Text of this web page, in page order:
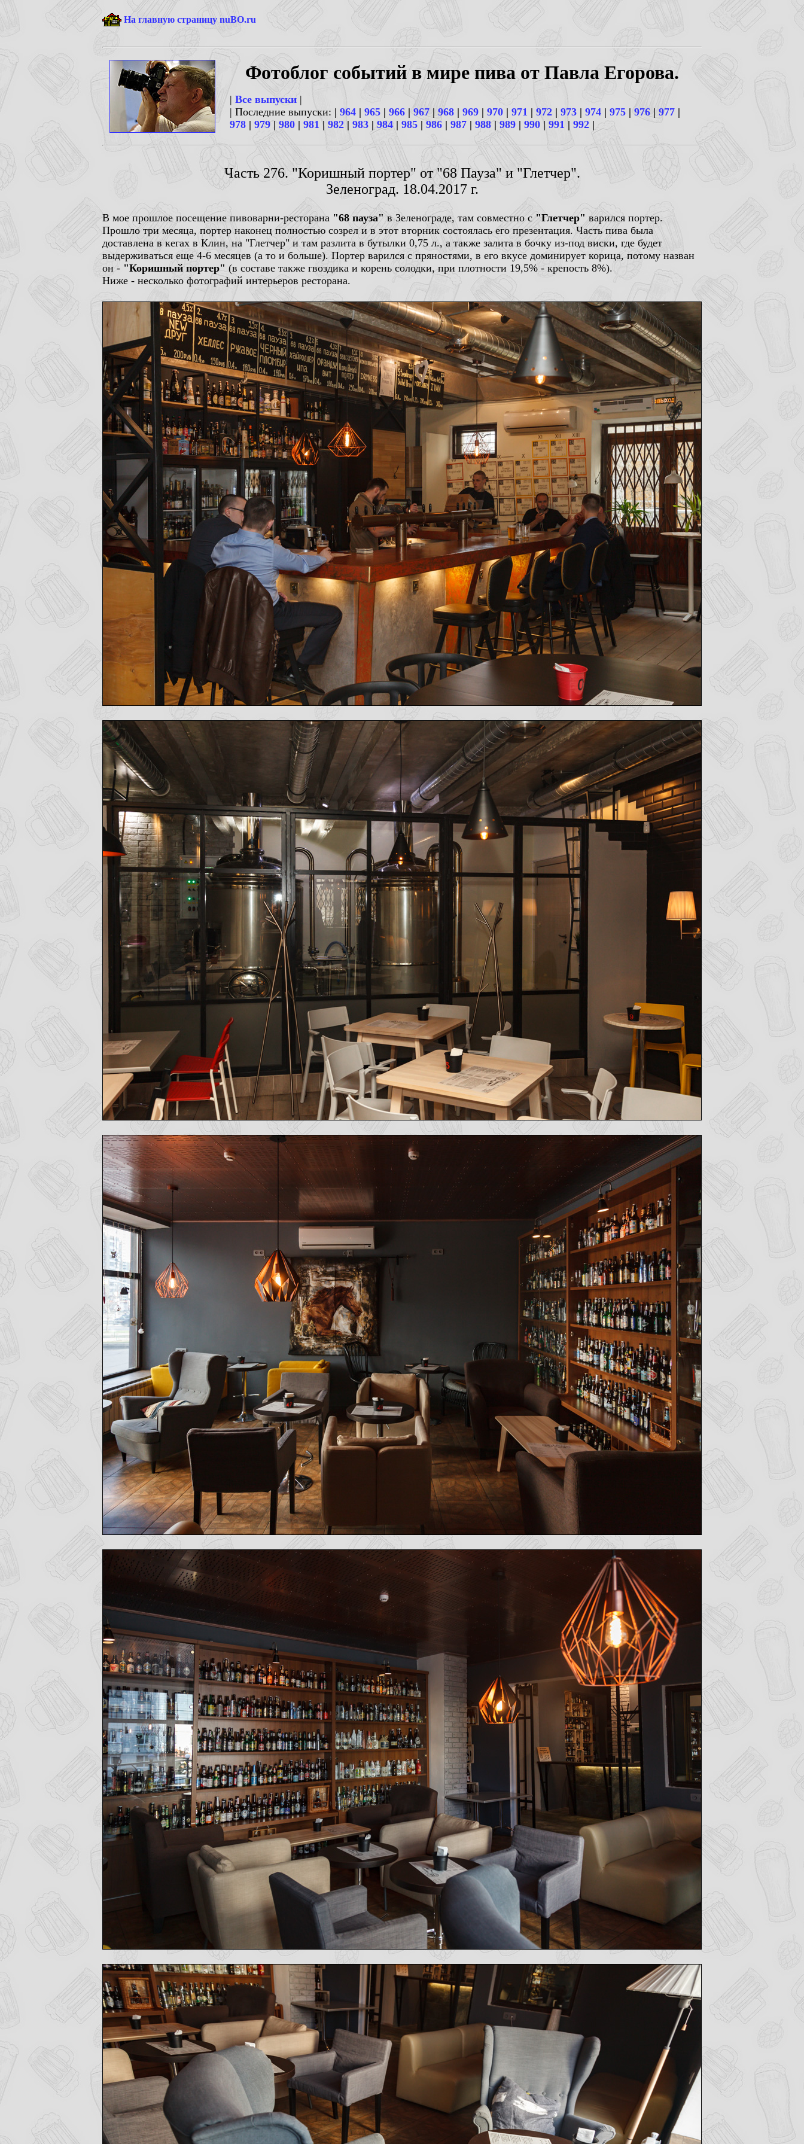
На главную страницу nuBO.ru
Фотоблог событий в мире пива от Павла Егорова.
| Все выпуски |
| Последние выпуски: | 964 | 965 | 966 | 967 | 968 | 969 | 970 | 971 | 972 | 973 | 974 | 975 | 976 | 977 |
978 | 979 | 980 | 981 | 982 | 983 |984| 985 | 986 | 987 | 988| 989 | 990 | 991 | 992 |
Часть 276. "Коришный портер" от "68 Пауза" и "Глетчер".
Зеленоград. 18.04.2017 г.
В мое прошлое посещение пивоварни-ресторана "68 пауза" в Зеленограде, там совместно с "Глетчер"варился портер.
Прошло три месяца, портер наконец полностью созрел и в этот вторник состоялась его презентация. Часть пива была
доставлена в кегах в Клин, на "Глетчер" и там разлита в бутылки 0,75 л., а также залита в бочку из-под виски, где будет
выдерживаться еще 4-6 месяцев (а то и больше). Портер варился с пряностями, в его вкусе доминирует корица, потому назван
он - "Коришный портер"(в составе также гвоздика и корень солодки, при плотности 19,5% - крепость 8%).
Ниже - несколько фотографий интерьеров ресторана.